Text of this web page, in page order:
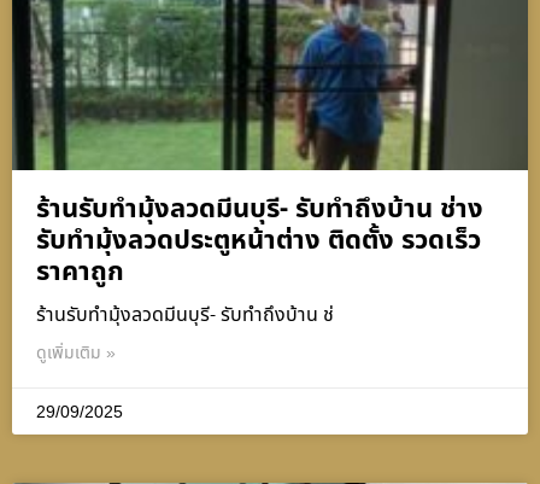
ร้านรับทำมุ้งลวดมีนบุรี- รับทำถึงบ้าน ช่าง
รับทำมุ้งลวดประตูหน้าต่าง ติดตั้ง รวดเร็ว
ราคาถูก
ร้านรับทำมุ้งลวดมีนบุรี- รับทำถึงบ้าน ช่
ดูเพิ่มเติม »
29/09/2025